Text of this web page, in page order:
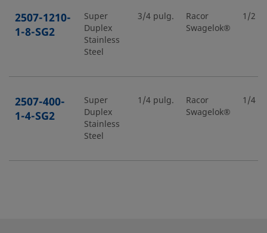
2507-1210-
1-8-SG2
Super
Duplex
Stainless
Steel
3/4 pulg.
Racor
Swagelok®
1/2
2507-400-
1-4-SG2
Super
Duplex
Stainless
Steel
1/4 pulg.
Racor
Swagelok®
1/4